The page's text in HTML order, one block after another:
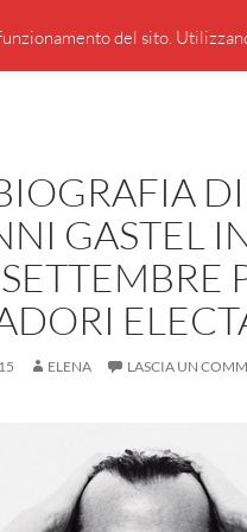
DI
GASTEL
ELENA LASCIA UN
del sito.